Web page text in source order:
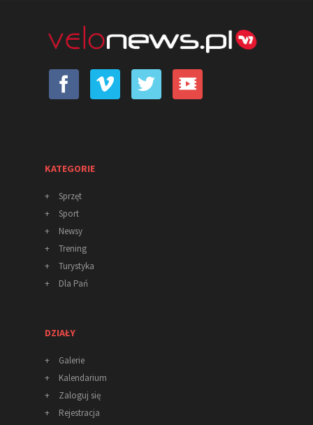
KATEGORIE
+
Sprzęt
+
Sport
+
Newsy
+
Trening
+
Turystyka
+
Dla Pań
DZIAŁY
+
Galerie
+
Kalendarium
+
Zaloguj się
+
Rejestracja